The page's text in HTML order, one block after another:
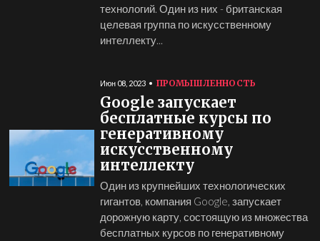
технологий. Один из них - британская
целевая группа по искусственному
интеллекту...
Июн 08, 2023 ПРОМЫШЛЕННОСТЬ
Google запускает
бесплатные курсы по
генеративному
искусственному
интеллекту
Один из крупнейших технологических
гигантов, компания Google, запускает
дорожную карту, состоящую из множества
бесплатных курсов по генеративному